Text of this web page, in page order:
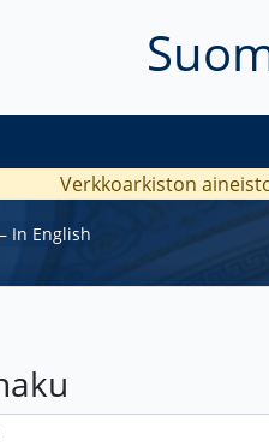
Verkkoarkiston
In English